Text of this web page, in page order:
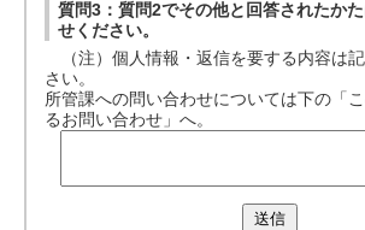
質問3：質問2でその他と回答されたか
せください。
（注）個人情報・返信を要する内容は
さい。
所管課への問い合わせについては下の「
るお問い合わせ」へ。
送信